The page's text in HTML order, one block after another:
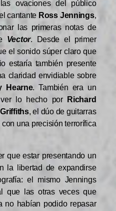
ovaciones del público
cantante Ross Jennings,
las primeras notas de
Vector. Desde el primer
el sonido súper claro que
estaría también presente
claridad envidiable sobre
Hearne. También era un
lo hecho por
Richard
, el dúo de guitarras
una precisión terrorífica
que estar presentando un
la libertad de expandirse
el mismo Jennings
que las otras veces que
no habían podido repasar